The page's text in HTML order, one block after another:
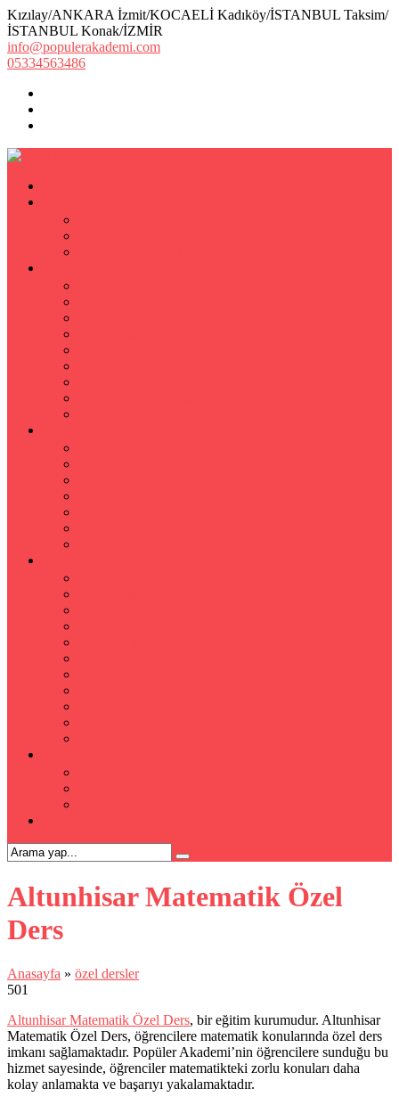
Kızılay/ANKARA İzmit/KOCAELİ Kadıköy/İSTANBUL Taksim/
İSTANBUL Konak/İZMİR
info@populerakademi.com
05334563486
Altunhisar Matematik Özel
Ders
Anasayfa » özel dersler
501
Altunhisar Matematik Özel Ders, bir eğitim kurumudur. Altunhisar
Matematik Özel Ders, öğrencilere matematik konularında özel ders
imkanı sağlamaktadır. Popüler Akademi’nin öğrencilere sunduğu bu
hizmet sayesinde, öğrenciler matematikteki zorlu konuları daha
kolay anlamakta ve başarıyı yakalamaktadır.